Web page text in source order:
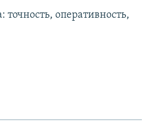
точность, оперативность,